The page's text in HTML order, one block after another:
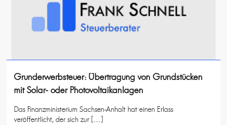
Grunderwerbsteuer: Übertragung von Grundstücken
mit Solar- oder Photovoltaikanlagen
Das Finanzministerium Sachsen-Anhalt hat einen Erlass
veröffentlicht, der sich zur […]